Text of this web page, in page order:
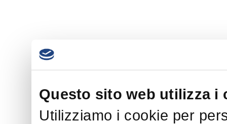
Questo sito web utilizza i
Utilizziamo i cookie per